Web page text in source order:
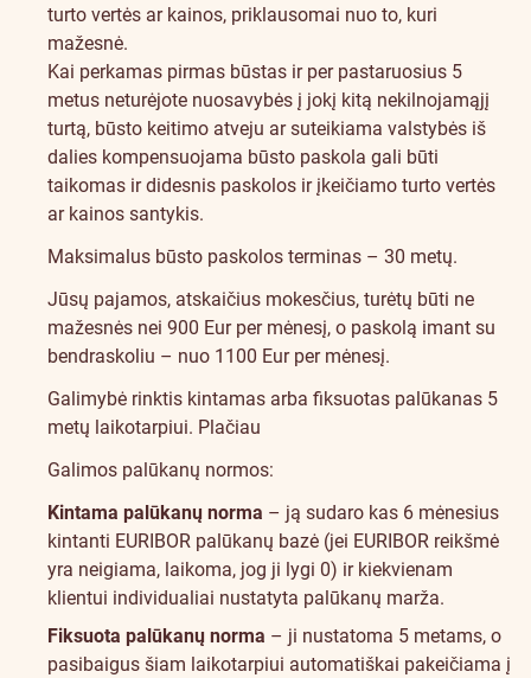
turto vertės ar kainos, priklausomai nuo to, kuri
mažesnė.
Kai perkamas pirmas būstas ir per pastaruosius 5
metus neturėjote nuosavybės į jokį kitą nekilnojamąjį
turtą, būsto keitimo atveju ar suteikiama valstybės iš
dalies kompensuojama būsto paskola gali būti
taikomas ir didesnis paskolos ir įkeičiamo turto vertės
ar kainos santykis.
Maksimalus būsto paskolos terminas – 30 metų.
Jūsų pajamos, atskaičius mokesčius, turėtų būti ne
mažesnės nei 900 Eur per mėnesį, o paskolą imant su
bendraskoliu – nuo 1100 Eur per mėnesį.
Galimybė rinktis kintamas arba fiksuotas palūkanas 5
metų laikotarpiui. Plačiau
Galimos palūkanų normos:
Kintama palūkanų norma – ją sudaro kas 6 mėnesius
kintanti EURIBOR palūkanų bazė (jei EURIBOR reikšmė
yra neigiama, laikoma, jog ji lygi 0) ir kiekvienam
klientui individualiai nustatyta palūkanų marža.
Fiksuota palūkanų norma – ji nustatoma 5 metams, o
pasibaigus šiam laikotarpiui automatiškai pakeičiama į